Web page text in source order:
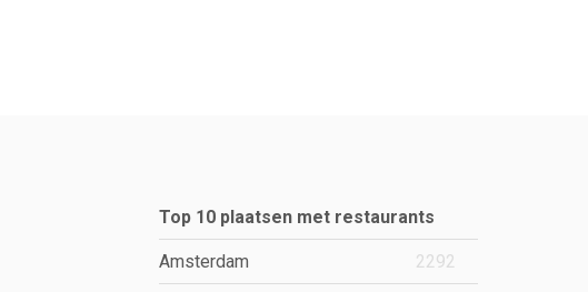
Top 10 plaatsen met restaurants
Amsterdam 2292